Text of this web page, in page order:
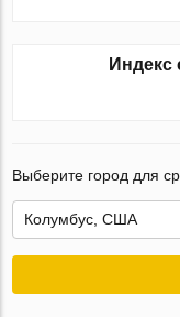
Индекс
Выберите город для